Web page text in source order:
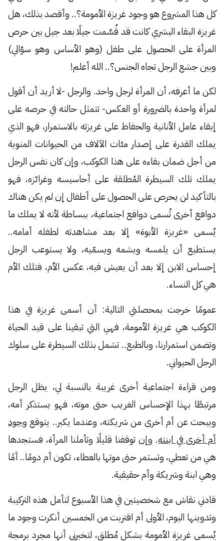
كل هذا المشروع هو وجود غريزة الأمومة؟.. وأقصد بذلك، هل
غريزة البقاء البشري كانت قد قُسِّمت جيلًا بعد جيل بين حرص
المرأة على الحصول على طفل (وهو الأساس وهو سؤالي)
وبين جشع الرجل تجاه الجنس؟.. الله أعلم!
لكن ما أعرفه، أن المرأة لرجل واحد. والرجل -لا أريد أن أقول
لمرأة واحدة بالضرورة أو العكس- تتمثل حالته في حرصه على
إبقاء عامل الأنانية والحفاظ على غريزته بالاستمرار، فهو الذي
يملك القدرة على إصدار مئات الآلاف من الحيوانات المنوية
من أجل ضمان بقاءه على هذا الكوكب، وإن كان نفس الرجل
يملك تلك السيطرة المُطلقة على أحاسيسه وغرائزه، فهو
بالتأكيد لن يحرص على الحصول على أطفال إن لم يكن هناك
دوافع أخرى تُسمى دوافع اجتماعية، ببساطة لأنه لا يملك ما
يُسمى «غريزة الأبوة» إلا بعد مشاهدته لطفله أمامه..
يستطيع أن يلمسه ويشمه ويسمّيه، ولا يستوعب الرجل
إحساس الابن إلا بعد أن يعيش فيه، عكس الأم، فتلك الأم
هي كل النساء.
عمومًا خرجت بمحصلتي التالية: أن أسمى غريزة في هذا
الكوكب هي غريزة الأمومة، فهي التي تبقينا على قيد الحياة
وتضمن استمرارنا، وبالطبع.. تشمل بذلك السيطرة على سلوك
الرجل الحيواني.
ومن قراءة اجتماعية أخرى غريبة بالنسبة لي، يظل الرجل
مرتبطًا بهذا الإحساس الغريب حتى موته، فهو يستذكر أمه،
ويبحث عن أم أخرى من شريكته، وعندما يكبر.. يتوقع وجود
أم أخرى في ابنته. وإن توقفنا قليلًا وتأملنا المرأة، فستجدها
هي من تعطي، وتستمر حتى موتها بالعطاء، تكون أم دومًا.. أمًا
وهي ابنة وشريكة وأم حقيقية.
قادني نقاش مع شخصيتين في هذا الأسبوع لتأمل هذه التركيبة
وتدوينها اليوم، الأولى أم اقتربت من الخمسين أنكرت وجود ما
يُسمى غريزة الأمومة بشكل مُطلق، لتخبرني أنها مجرد برمجة